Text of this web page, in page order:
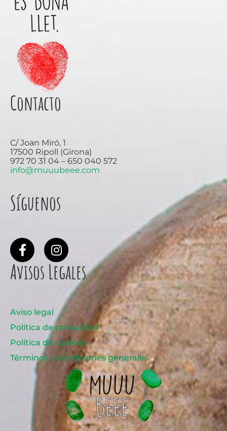
Contacto
C/ Joan Miró, 1
17500 Ripoll (Girona)
972 70 31 04 – 650 040 572
info@muuubeee.com
Síguenos
Avisos Legales
Aviso legal
Política de privacidad
Política de cookies
Términos y condiciones generales